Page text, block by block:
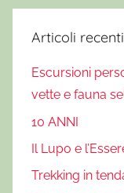
Articoli recenti
Escursioni
vette e fauna
10 ANNI
Il Lupo e
Trekking in